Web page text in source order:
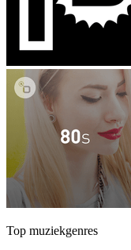
Top muziekgenres